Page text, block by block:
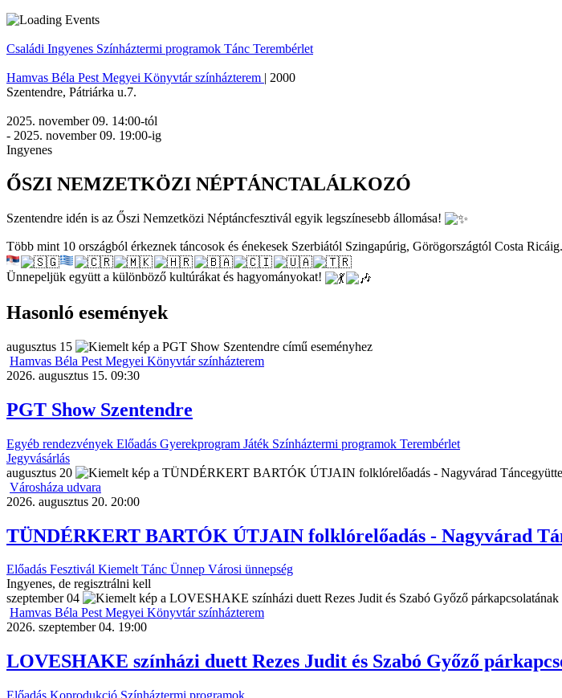
Családi Ingyenes Színháztermi programok Tánc Terembérlet
Hamvas Béla Pest Megyei Könyvtár színházterem | 2000
Szentendre, Pátriárka u.7.
2025. november 09. 14:00-tól
- 2025. november 09. 19:00-ig
Ingyenes
ŐSZI NEMZETKÖZI NÉPTÁNCTALÁLKOZÓ
Szentendre idén is az Őszi Nemzetközi Néptáncfesztivál egyik legszínesebb állomása!
Több mint 10 országból érkeznek táncosok és énekesek Szerbiától Szingapúrig, Görögországtól Costa Ricáig.
Ünnepeljük együtt a különböző kultúrákat és hagyományokat!
Hasonló események
augusztus 15
Hamvas Béla Pest Megyei Könyvtár színházterem
2026. augusztus 15. 09:30
PGT Show Szentendre
Egyéb rendezvények Előadás Gyerekprogram Játék Színháztermi programok Terembérlet
Jegyvásárlás
augusztus 20
Városháza udvara
2026. augusztus 20. 20:00
TÜNDÉRKERT BARTÓK ÚTJAIN folklórelőadás - Nagyvárad
Előadás Fesztivál KiemeltTánc Ünnep Városi ünnepség
Ingyenes, de regisztrálni kell
szeptember 04
Hamvas Béla Pest Megyei Könyvtár színházterem
2026. szeptember 04. 19:00
LOVESHAKE színházi duett Rezes Judit és Szabó Győző